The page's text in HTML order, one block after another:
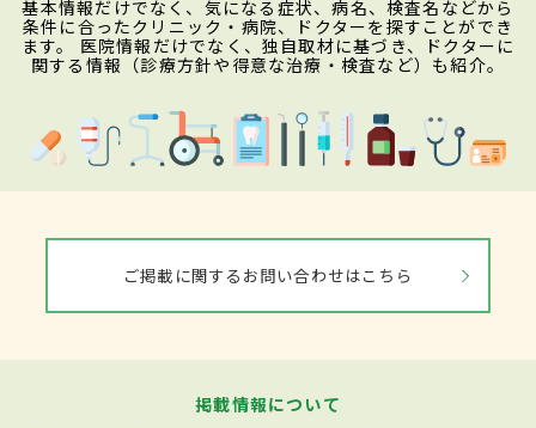
基本情報だけでなく、気になる症状、病名、検査名などから
条件に合ったクリニック・病院、ドクターを探すことができ
ます。 医院情報だけでなく、独自取材に基づき、ドクターに
関する情報（診療方針や得意な治療・検査など）も紹介。
ご掲載に関するお問い合わせはこちら
掲載情報について